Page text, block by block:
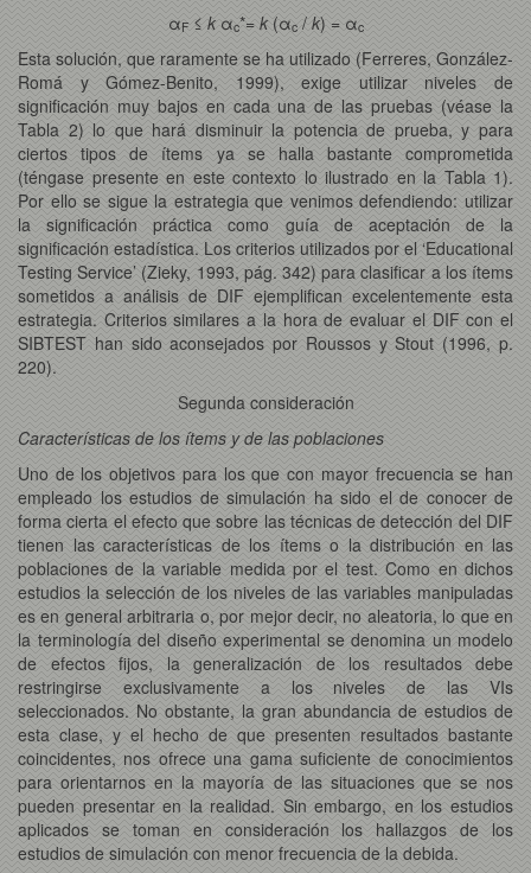
αF≤ kαc*= k(αc/ k) = αc
Esta solución, que raramente se ha utilizado (Ferreres, González-
Romá y Gómez-Benito, 1999), exige utilizar niveles de
significación muy bajos en cada una de las pruebas (véase la
Tabla 2) lo que hará disminuir la potencia de prueba, y para
ciertos tipos de ítems ya se halla bastante comprometida
(téngase presente en este contexto lo ilustrado en la Tabla 1).
Por ello se sigue la estrategia que venimos defendiendo: utilizar
la significación práctica como guía de aceptación de la
significación estadística. Los criterios utilizados por el ‘Educational
Testing Service’ (Zieky, 1993, pág. 342) para clasificar a los ítems
sometidos a análisis de DIF ejemplifican excelentemente esta
estrategia. Criterios similares a la hora de evaluar el DIF con el
SIBTEST han sido aconsejados por Roussos y Stout (1996, p.
220).
Segunda consideración
Características de los ítems y de las poblaciones
Uno de los objetivos para los que con mayor frecuencia se han
empleado los estudios de simulación ha sido el de conocer de
forma cierta el efecto que sobre las técnicas de detección del DIF
tienen las características de los ítems o la distribución en las
poblaciones de la variable medida por el test. Como en dichos
estudios la selección de los niveles de las variables manipuladas
es en general arbitraria o, por mejor decir, no aleatoria, lo que en
la terminología del diseño experimental se denomina un modelo
de efectos fijos, la generalización de los resultados debe
restringirse exclusivamente a los niveles de las VIs
seleccionados. No obstante, la gran abundancia de estudios de
esta clase, y el hecho de que presenten resultados bastante
coincidentes, nos ofrece una gama suficiente de conocimientos
para orientarnos en la mayoría de las situaciones que se nos
pueden presentar en la realidad. Sin embargo, en los estudios
aplicados se toman en consideración los hallazgos de los
estudios de simulación con menor frecuencia de la debida.